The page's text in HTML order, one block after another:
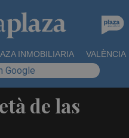
INMOBILIARIA VALÈNCIA
Google
de las